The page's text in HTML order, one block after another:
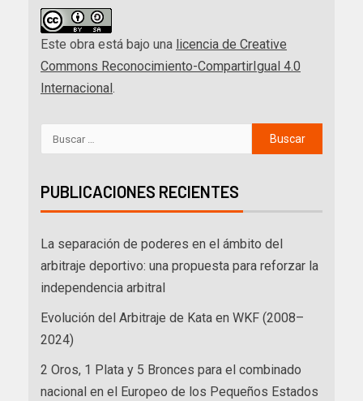
Este obra está bajo una licencia de Creative
Commons Reconocimiento-CompartirIgual 4.0
Internacional .
PUBLICACIONES RECIENTES
La separación de poderes en el ámbito del
arbitraje deportivo: una propuesta para reforzar la
independencia arbitral
Evolución del Arbitraje de Kata en WKF (2008–
2024)
2 Oros, 1 Plata y 5 Bronces para el combinado
nacional en el Europeo de los Pequeños Estados